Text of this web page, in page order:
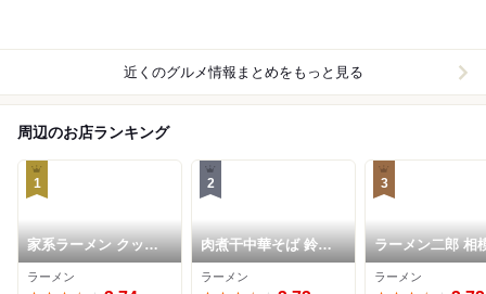
近くのグルメ情報まとめをもっと見る
周辺のお店ランキング
1
家系ラーメン クック
ら
ラーメン
2
肉煮干中華そば 鈴木
ラーメン店
ラーメン
3
ラーメン二郎 相
野店
ラーメン